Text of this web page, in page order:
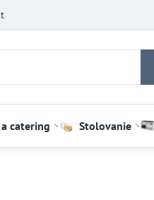
catering Stolovanie